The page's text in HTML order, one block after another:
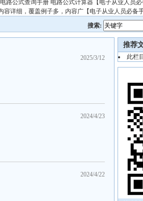
公式查询手册 电路公式计算器【电子从业人员必
详细，覆盖例子多，内容广【电子从业人员必备手
搜索:
2025/3/12
2024/4/23
2024/4/22
推荐
此栏